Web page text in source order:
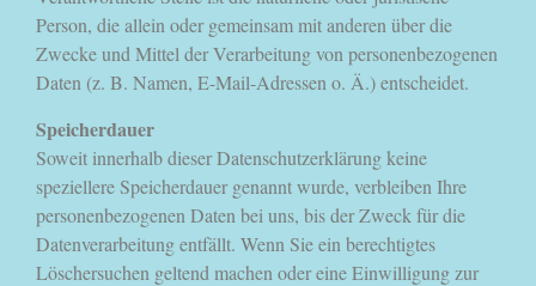
Person, die allein oder gemeinsam mit anderen über die
Zwecke und Mittel der Verarbeitung von personenbezogenen
Daten (z. B. Namen, E-Mail-Adressen o. Ä.) entscheidet.
Speicherdauer
Soweit innerhalb dieser Datenschutzerklärung keine
speziellere Speicherdauer genannt wurde, verbleiben Ihre
personenbezogenen Daten bei uns, bis der Zweck für die
Datenverarbeitung entfällt. Wenn Sie ein berechtigtes
Löschersuchen geltend machen oder eine Einwilligung zur